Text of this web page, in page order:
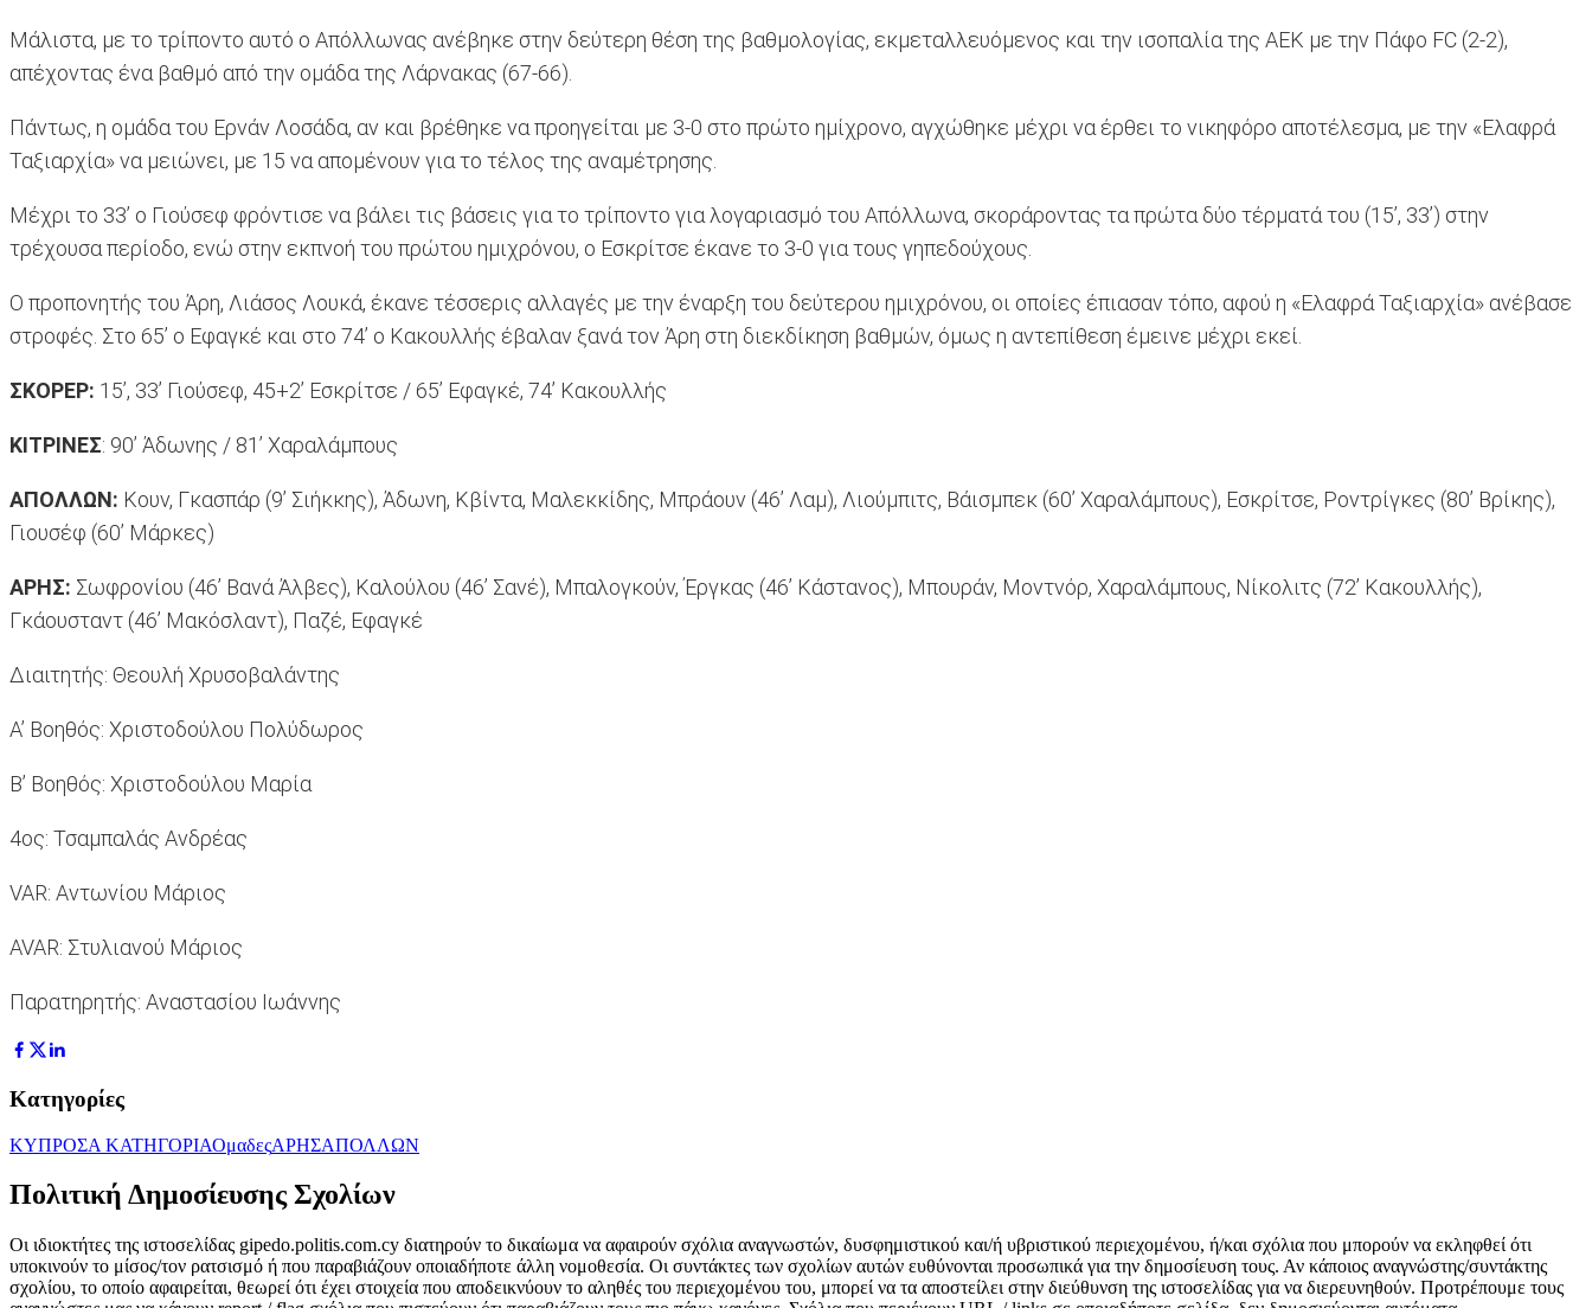
Μάλιστα, με το τρίποντο αυτό ο Απόλλωνας ανέβηκε στην δεύτερη θέση της βαθμολογίας, εκμεταλλευόμενος και την ισοπαλία της ΑΕΚ με την Πάφο FC (2-2),
απέχοντας ένα βαθμό από την ομάδα της Λάρνακας (67-66).
Πάντως, η ομάδα του Ερνάν Λοσάδα, αν και βρέθηκε να προηγείται με 3-0 στο πρώτο ημίχρονο, αγχώθηκε μέχρι να έρθει το νικηφόρο αποτέλεσμα, με την «Ελαφρά
Ταξιαρχία» να μειώνει, με 15 να απομένουν για το τέλος της αναμέτρησης.
Μέχρι το 33’ ο Γιούσεφ φρόντισε να βάλει τις βάσεις για το τρίποντο για λογαριασμό του Απόλλωνα, σκοράροντας τα πρώτα δύο τέρματά του (15’, 33’) στην
τρέχουσα περίοδο, ενώ στην εκπνοή του πρώτου ημιχρόνου, ο Εσκρίτσε έκανε το 3-0 για τους γηπεδούχους.
Ο προπονητής του Άρη, Λιάσος Λουκά, έκανε τέσσερις αλλαγές με την έναρξη του δεύτερου ημιχρόνου, οι οποίες έπιασαν τόπο, αφού η «Ελαφρά Ταξιαρχία» ανέβασε
στροφές. Στο 65’ ο Εφαγκέ και στο 74’ ο Κακουλλής έβαλαν ξανά τον Άρη στη διεκδίκηση βαθμών, όμως η αντεπίθεση έμεινε μέχρι εκεί.
ΣΚΟΡΕΡ: 15’, 33’ Γιούσεφ, 45+2’ Εσκρίτσε / 65’ Εφαγκέ, 74’ Κακουλλής
ΚΙΤΡΙΝΕΣ: 90’ Άδωνης / 81’ Xαραλάμπους
AΠΟΛΛΩΝ: Κουν, Γκασπάρ (9’ Σιήκκης), Άδωνη, Κβίντα, Μαλεκκίδης, Μπράουν (46’ Λαμ), Λιούμπιτς, Βάισμπεκ (60’ Χαραλάμπους), Εσκρίτσε, Ροντρίγκες (80’ Βρίκης),
Γιουσέφ (60’ Μάρκες)
ΑΡΗΣ: Σωφρονίου (46’ Βανά Άλβες), Καλούλου (46’ Σανέ), Μπαλογκούν, Έργκας (46’ Κάστανος), Μπουράν, Μοντνόρ, Χαραλάμπους, Νίκολιτς (72’ Κακουλλής),
Γκάουσταντ (46’ Μακόσλαντ), Παζέ, Εφαγκέ
Διαιτητής: Θεουλή Χρυσοβαλάντης
Α’ Βοηθός: Χριστοδούλου Πολύδωρος
Β’ Βοηθός: Χριστοδούλου Μαρία
4ος: Τσαμπαλάς Ανδρέας
VAR: Αντωνίου Μάριος
AVAR: Στυλιανού Μάριος
Παρατηρητής: Αναστασίου Ιωάννης
Κατηγορίες
ΚΥΠΡΟΣΑ ΚΑΤΗΓΟΡΙΑΟμαδεςΑΡΗΣΑΠΟΛΛΩΝ
Πολιτική Δημοσίευσης Σχολίων
Οι ιδιοκτήτες της ιστοσελίδας gipedo.politis.com.cy διατηρούν το δικαίωμα να αφαιρούν σχόλια αναγνωστών, δυσφημιστικού και/ή υβριστικού περιεχομένου, ή/και σχόλια που μπορούν να εκληφθεί ότι
υποκινούν το μίσος/τον ρατσισμό ή που παραβιάζουν οποιαδήποτε άλλη νομοθεσία. Οι συντάκτες των σχολίων αυτών ευθύνονται προσωπικά για την δημοσίευση τους. Αν κάποιος αναγνώστης/συντάκτης
σχολίου, το οποίο αφαιρείται, θεωρεί ότι έχει στοιχεία που αποδεικνύουν το αληθές του περιεχομένου του, μπορεί να τα αποστείλει στην διεύθυνση της ιστοσελίδας για να διερευνηθούν. Προτρέπουμε τους